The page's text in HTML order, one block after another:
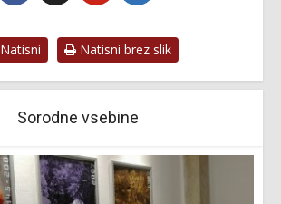
Natisni Natisni brez slik
Sorodne vsebine